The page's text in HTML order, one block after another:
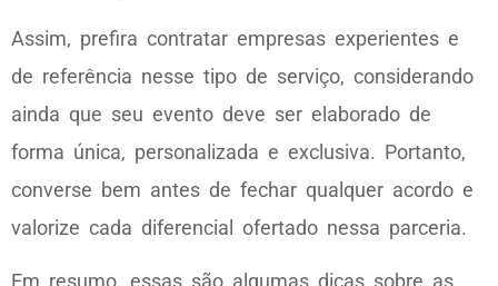
Assim, prefira contratar empresas experientes e
de referência nesse tipo de serviço, considerando
ainda que seu evento deve ser elaborado de
forma única, personalizada e exclusiva. Portanto,
converse bem antes de fechar qualquer acordo e
valorize cada diferencial ofertado nessa parceria.
Em resumo, essas são algumas dicas sobre as